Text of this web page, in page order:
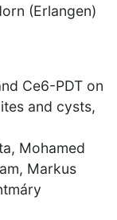
(Erlangen)
Ce6-PDT on
and cysts,
Mohamed
Markus